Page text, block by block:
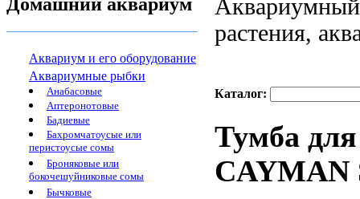
Аквариум и его оборудование
Аквариумные рыбки
Анабасовые
Аптеронотовые
Бадиевые
Бахромчатоусые или
перистоусые сомы
Броняковые или
бокочешуйниковые сомы
Бычковые
растения,
Каталог:
Тумба
CAYMAN